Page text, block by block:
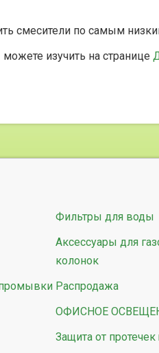
смесители по самым
изучить на странице
Фильтры для воды
Аксессуары для
колонок
Распродажа
ОФИСНОЕ
Защита от протечек